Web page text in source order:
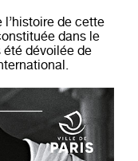
l’histoire de cette
dans le
été dévoilée de